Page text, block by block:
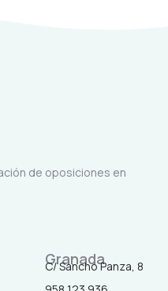
de oposiciones en
Granada
C/ Sancho Panza, 8